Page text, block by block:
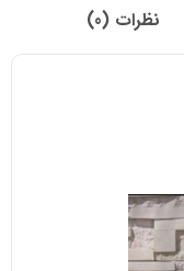
نظرات (0)